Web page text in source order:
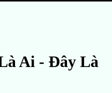
Ai - Đây Là